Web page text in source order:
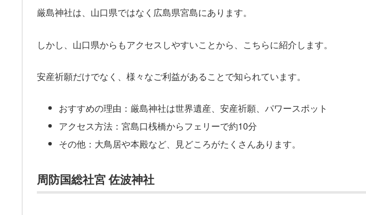
厳島神社は、山口県ではなく広島県宮島にあります。
しかし、山口県からもアクセスしやすいことから、こちらに紹介します。
安産祈願だけでなく、様々なご利益があることで知られています。
おすすめの理由：厳島神社は世界遺産、安産祈願、パワースポット
アクセス方法：宮島口桟橋からフェリーで約10分
その他：大鳥居や本殿など、見どころがたくさんあります。
周防国総社宮 佐波神社